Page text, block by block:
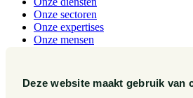
Deze website maakt gebruik van
Onze sectoren
Onze expertises
Onze mensen
Over ons